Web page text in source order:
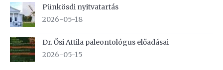
Pünkösdi nyitvatartás
2026-05-18
Dr. Ősi Attila paleontológus előadásai
2026-05-15